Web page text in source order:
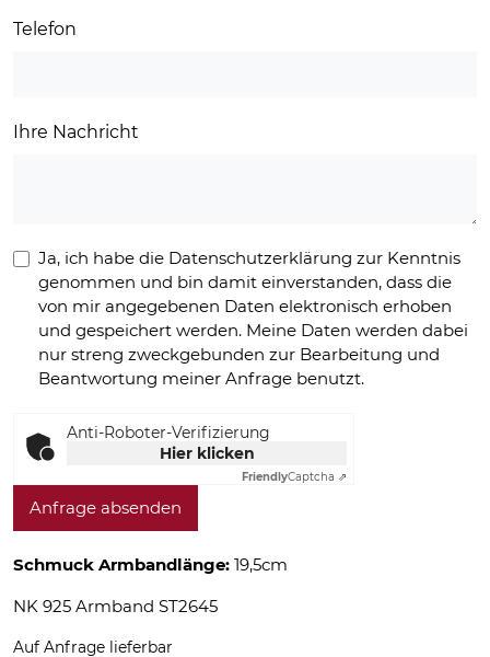
Telefon
Ihre Nachricht
Ja, ich habe die Datenschutzerklärung zur Kenntnis
genommen und bin damit einverstanden, dass die
von mir angegebenen Daten elektronisch erhoben
und gespeichert werden. Meine Daten werden dabei
nur streng zweckgebunden zur Bearbeitung und
Beantwortung meiner Anfrage benutzt.
Anti-Roboter-Verifizierung
Hier klicken
FriendlyCaptcha ⇗
Anfrage absenden
Schmuck Armbandlänge: 19,5cm
NK 925 Armband ST2645
Auf Anfrage lieferbar